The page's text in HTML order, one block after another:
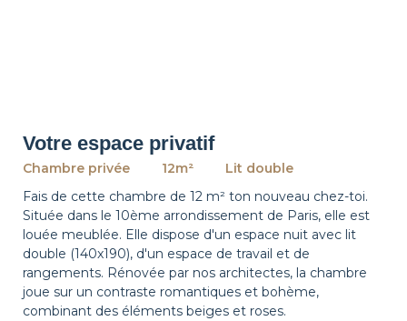
Votre espace privatif
Chambre privée 12m²
Lit double
Fais de cette chambre de 12 m² ton nouveau chez-toi.
Située dans le 10ème arrondissement de Paris, elle est
louée meublée. Elle dispose d'un espace nuit avec lit
double (140x190), d'un espace de travail et de
rangements. Rénovée par nos architectes, la chambre
joue sur un contraste romantiques et bohème,
combinant des éléments beiges et roses.